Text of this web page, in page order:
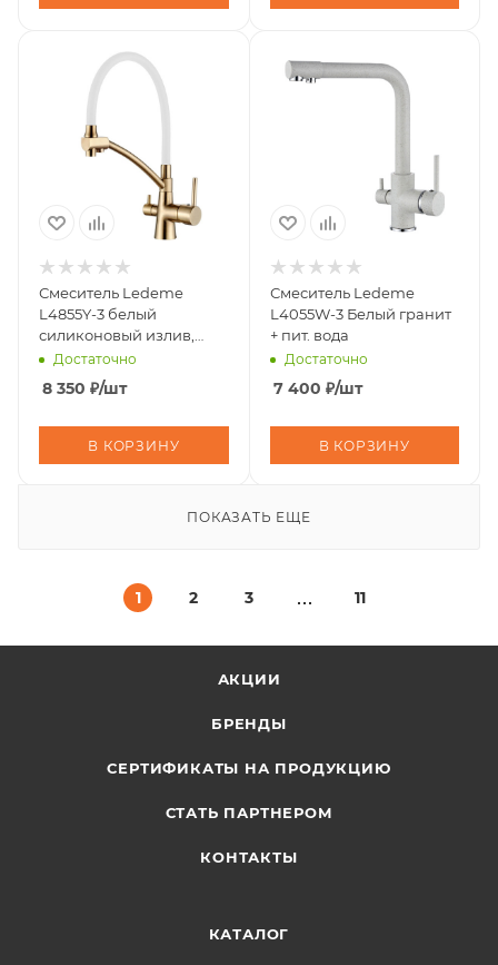
Смеситель Ledeme
L4855Y-3 белый
силиконовый излив,
корпус золото + пит. вода
Достаточно
8 350 ₽/шт
В КОРЗИНУ
Смеситель Ledeme
L4055W-3 Белый гранит
+ пит. вода
Достаточно
7 400 ₽/шт
В КОРЗИНУ
ПОКАЗАТЬ ЕЩЕ
1 2 3 11
АКЦИИ
БРЕНДЫ
СЕРТИФИКАТЫ НА ПРОДУКЦИЮ
СТАТЬ ПАРТНЕРОМ
КОНТАКТЫ
КАТАЛОГ